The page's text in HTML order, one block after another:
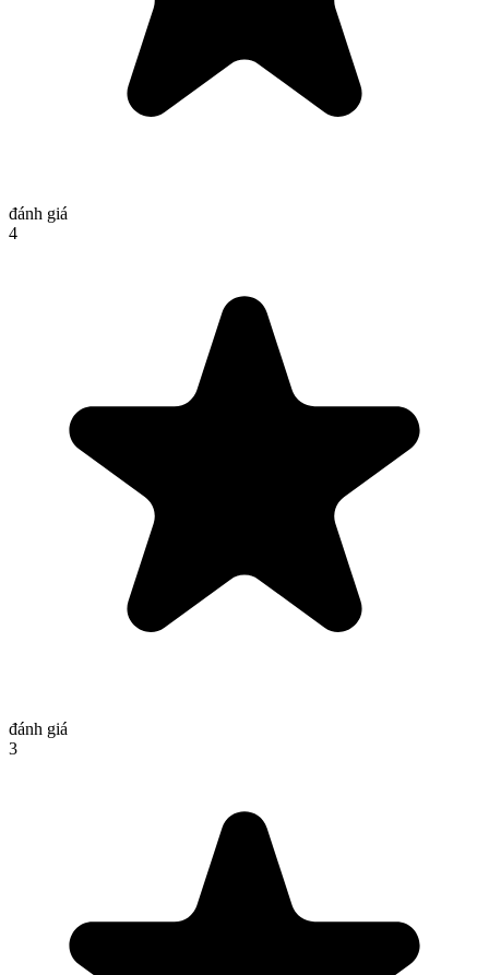
đánh giá
4
đánh giá
3